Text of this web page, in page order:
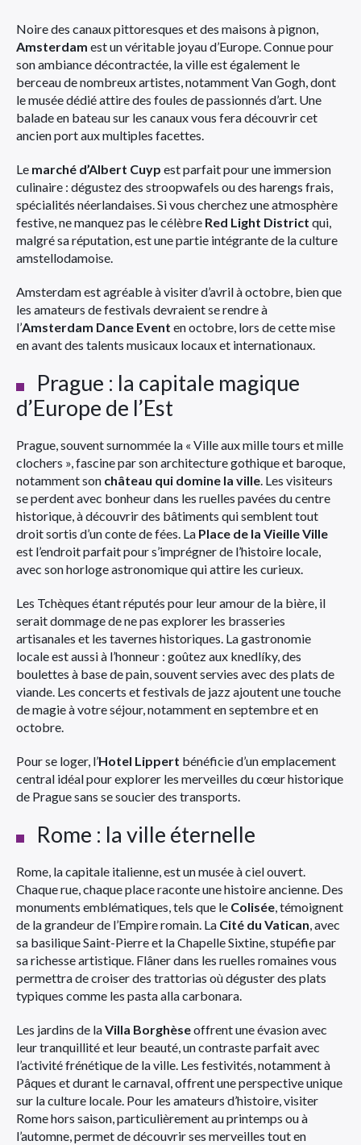
Noire des canaux pittoresques et des maisons à pignon,
Amsterdam est un véritable joyau d’Europe. Connue pour
son ambiance décontractée, la ville est également le
berceau de nombreux artistes, notamment Van Gogh, dont
le musée dédié attire des foules de passionnés d’art. Une
balade en bateau sur les canaux vous fera découvrir cet
ancien port aux multiples facettes.
Le marché d’Albert Cuyp est parfait pour une immersion
culinaire : dégustez des stroopwafels ou des harengs frais,
spécialités néerlandaises. Si vous cherchez une atmosphère
festive, ne manquez pas le célèbre Red Light District qui,
malgré sa réputation, est une partie intégrante de la culture
amstellodamoise.
Amsterdam est agréable à visiter d’avril à octobre, bien que
les amateurs de festivals devraient se rendre à
l’Amsterdam Dance Event en octobre, lors de cette mise
en avant des talents musicaux locaux et internationaux.
Prague : la capitale magique
d’Europe de l’Est
Prague, souvent surnommée la « Ville aux mille tours et mille
clochers », fascine par son architecture gothique et baroque,
notamment son château qui domine la ville. Les visiteurs
se perdent avec bonheur dans les ruelles pavées du centre
historique, à découvrir des bâtiments qui semblent tout
droit sortis d’un conte de fées. La Place de la Vieille Ville
est l’endroit parfait pour s’imprégner de l’histoire locale,
avec son horloge astronomique qui attire les curieux.
Les Tchèques étant réputés pour leur amour de la bière, il
serait dommage de ne pas explorer les brasseries
artisanales et les tavernes historiques. La gastronomie
locale est aussi à l’honneur : goûtez aux knedlíky, des
boulettes à base de pain, souvent servies avec des plats de
viande. Les concerts et festivals de jazz ajoutent une touche
de magie à votre séjour, notamment en septembre et en
octobre.
Pour se loger, l’Hotel Lippert bénéficie d’un emplacement
central idéal pour explorer les merveilles du cœur historique
de Prague sans se soucier des transports.
Rome : la ville éternelle
Rome, la capitale italienne, est un musée à ciel ouvert.
Chaque rue, chaque place raconte une histoire ancienne. Des
monuments emblématiques, tels que le Colisée, témoignent
de la grandeur de l’Empire romain. La Cité du Vatican, avec
sa basilique Saint-Pierre et la Chapelle Sixtine, stupéfie par
sa richesse artistique. Flâner dans les ruelles romaines vous
permettra de croiser des trattorias où déguster des plats
typiques comme les pasta alla carbonara.
Les jardins de laVilla Borghèseoffrent une évasion avec
leur tranquillité et leur beauté, un contraste parfait avec
l’activité frénétique de la ville. Les festivités, notamment à
Pâques et durant le carnaval, offrent une perspective unique
sur la culture locale. Pour les amateurs d’histoire, visiter
Rome hors saison, particulièrement au printemps ou à
l’automne, permet de découvrir ses merveilles tout en